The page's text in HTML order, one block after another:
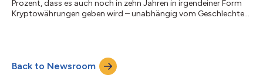
Prozent, dass es auch noch in zehn Jahren in irgendeiner Form
Kryptowährungen geben wird – unabhängig vom Geschlechter
diesen jährlichen Index wurden auch in diesem März wieder
insgesamt 10.000 Verbraucher in zehn europäischen Ländern
nach ihrem langfristigen Vertr...
Back to Newsroom